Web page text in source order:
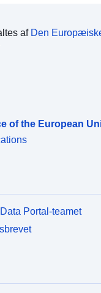
af Den
of the European
Portal-teamet